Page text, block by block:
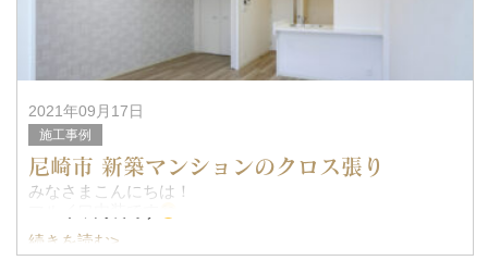
2021年09月17日
施工事例
尼崎市 新築マンションのクロス張り
みなさまこんにちは！
今回は尼崎市で4階建て新築マンションのクロス張り替えの
続きを読む>